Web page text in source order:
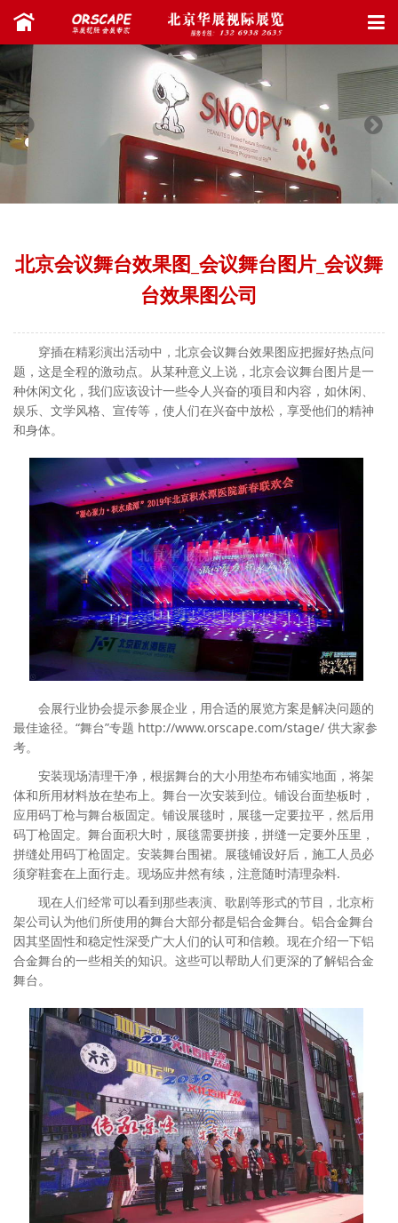
北京会议舞台效果图_会议舞台图片_会议舞
台效果图公司
穿插在精彩演出活动中，北京会议舞台效果图应把握好热点问
题，这是全程的激动点。从某种意义上说，北京会议舞台图片是一
种休闲文化，我们应该设计一些令人兴奋的项目和内容，如休闲、
娱乐、文学风格、宣传等，使人们在兴奋中放松，享受他们的精神
和身体。
会展行业协会提示参展企业，用合适的展览方案是解决问题的
最佳途径。“舞台”专题 http://www.orscape.com/stage/ 供大家参
考。
安装现场清理干净，根据舞台的大小用垫布布铺实地面，将架
体和所用材料放在垫布上。舞台一次安装到位。铺设台面垫板时，
应用码丁枪与舞台板固定。铺设展毯时，展毯一定要拉平，然后用
码丁枪固定。舞台面积大时，展毯需要拼接，拼缝一定要外压里，
拼缝处用码丁枪固定。安装舞台围裙。展毯铺设好后，施工人员必
须穿鞋套在上面行走。现场应井然有续，注意随时清理杂料.
现在人们经常可以看到那些表演、歌剧等形式的节目，北京桁
架公司认为他们所使用的舞台大部分都是铝合金舞台。铝合金舞台
因其坚固性和稳定性深受广大人们的认可和信赖。现在介绍一下铝
合金舞台的一些相关的知识。这些可以帮助人们更深的了解铝合金
舞台。